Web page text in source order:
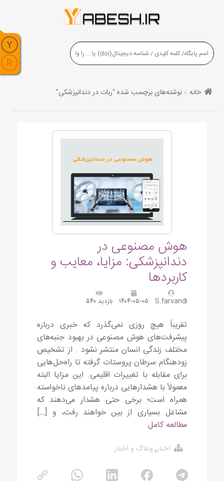
خانه نوشته‌های برچسب شده “ربات در دندانپزشکی”
هوش مصنوعی در
دندانپزشکی: مزایا، معایب و
کاربردها
S.farvandi ۱۴۰۴-۰۵-۰۵ بازدید ۵۴۰
تقریباً هیچ روزی نمی‌گذرد که خبری درباره
پیشرفت‌های هوش مصنوعی در بهبود جنبه‌های
مختلف زندگی انسان منتشر نشود . از تشخیص
زودهنگام سرطان پروستات گرفته تا راه‌حل‌هایی
برای مقابله با تغییرات اقلیمی. این مزایا البته
معمولاً با هشدارهایی درباره پیامدهای ناخواسته
همراه است؛ برخی حتی هشدار می‌دهند که
مشاغل بسیاری از بین خواهند رفت، و […]
مطالعه کامل
اخبار, وبلاگ و اخبار